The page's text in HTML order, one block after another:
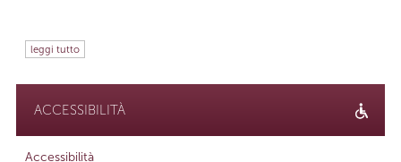
leggi tutto
ACCESSIBILITÀ
Accessibilità